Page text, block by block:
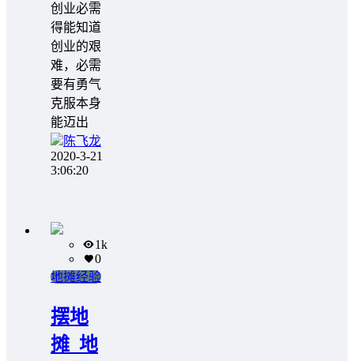
创业必需
得能知道
创业的艰
难，必需
要有勇气
克服本身
能迈出
陈飞龙
2020-3-21
3:06:20
1k
0
地摊经验
摆地
摊_地